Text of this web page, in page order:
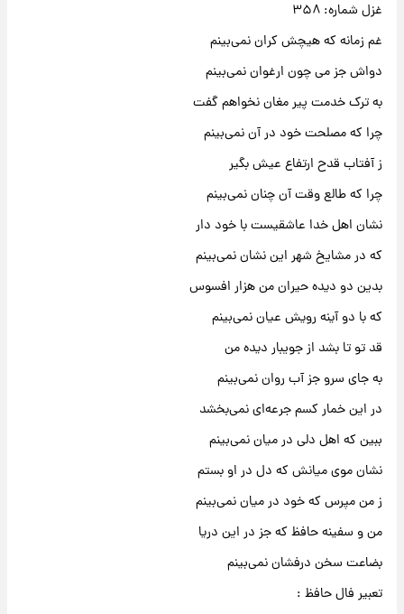
غزل شماره: ۳۵۸
غم زمانه که هیچش کران نمی‌بینم
دواش جز می چون ارغوان نمی‌بینم
به ترک خدمت پیر مغان نخواهم گفت
چرا که مصلحت خود در آن نمی‌بینم
ز آفتاب قدح ارتفاع عیش بگیر
چرا که طالع وقت آن چنان نمی‌بینم
نشان اهل خدا عاشقیست با خود دار
که در مشایخ شهر این نشان نمی‌بینم
بدین دو دیده حیران من هزار افسوس
که با دو آینه رویش عیان نمی‌بینم
قد تو تا بشد از جویبار دیده من
به جای سرو جز آب روان نمی‌بینم
در این خمار کسم جرعه‌ای نمی‌بخشد
ببین که اهل دلی در میان نمی‌بینم
نشان موی میانش که دل در او بستم
ز من مپرس که خود در میان نمی‌بینم
من و سفینه حافظ که جز در این دریا
بضاعت سخن درفشان نمی‌بینم
تعبیر فال حافظ :